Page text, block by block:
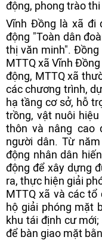
động, phong trào
Vĩnh Đồng là xã đi
động "Toàn dân
thị văn minh". Đồng
MTTQ xã Vĩnh
động, MTTQ xã
các chương trình,
hạ tầng cơ sở, hỗ
trồng, vật nuôi
thôn và nâng cao
người dân. Từ
động nhân dân
động để xây dựng
ra, thực hiện giải
MTTQ xã và các
hộ giải phóng mặt
khu tái định cư
để bàn giao mặt